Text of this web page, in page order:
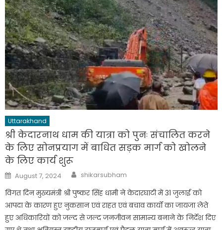
Uttarakhand
श्री केदारनाथ धाम की यात्रा को पुनः संचालित करने
के लिए सोनप्रयाग में बाधित सड़क मार्ग को खोलने
के लिए कार्य शुरू
Posted
on
August 7, 2024 Author
shikarsubham
विगत दिन मुख्यमंत्री श्री पुष्कर सिंह धामी ने केदारघाटी में 31 जुलाई को
आपदा के कारण हुए नुकसान एवं राहत एवं बचाव कार्यों का जायजा लेते
हुए अधिकारियों को जल्द से जल्द जनजीवन सामान्य बनाने के निर्देश दिए